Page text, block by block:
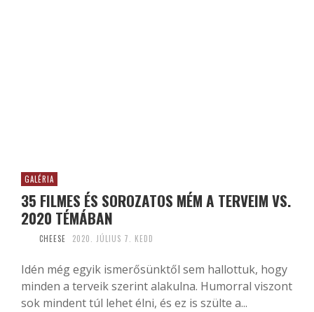
GALÉRIA
35 FILMES ÉS SOROZATOS MÉM A TERVEIM VS.
2020 TÉMÁBAN
CHEESE 2020. JÚLIUS 7. KEDD
Idén még egyik ismerősünktől sem hallottuk, hogy
minden a terveik szerint alakulna. Humorral viszont
sok mindent túl lehet élni, és ez is szülte a...